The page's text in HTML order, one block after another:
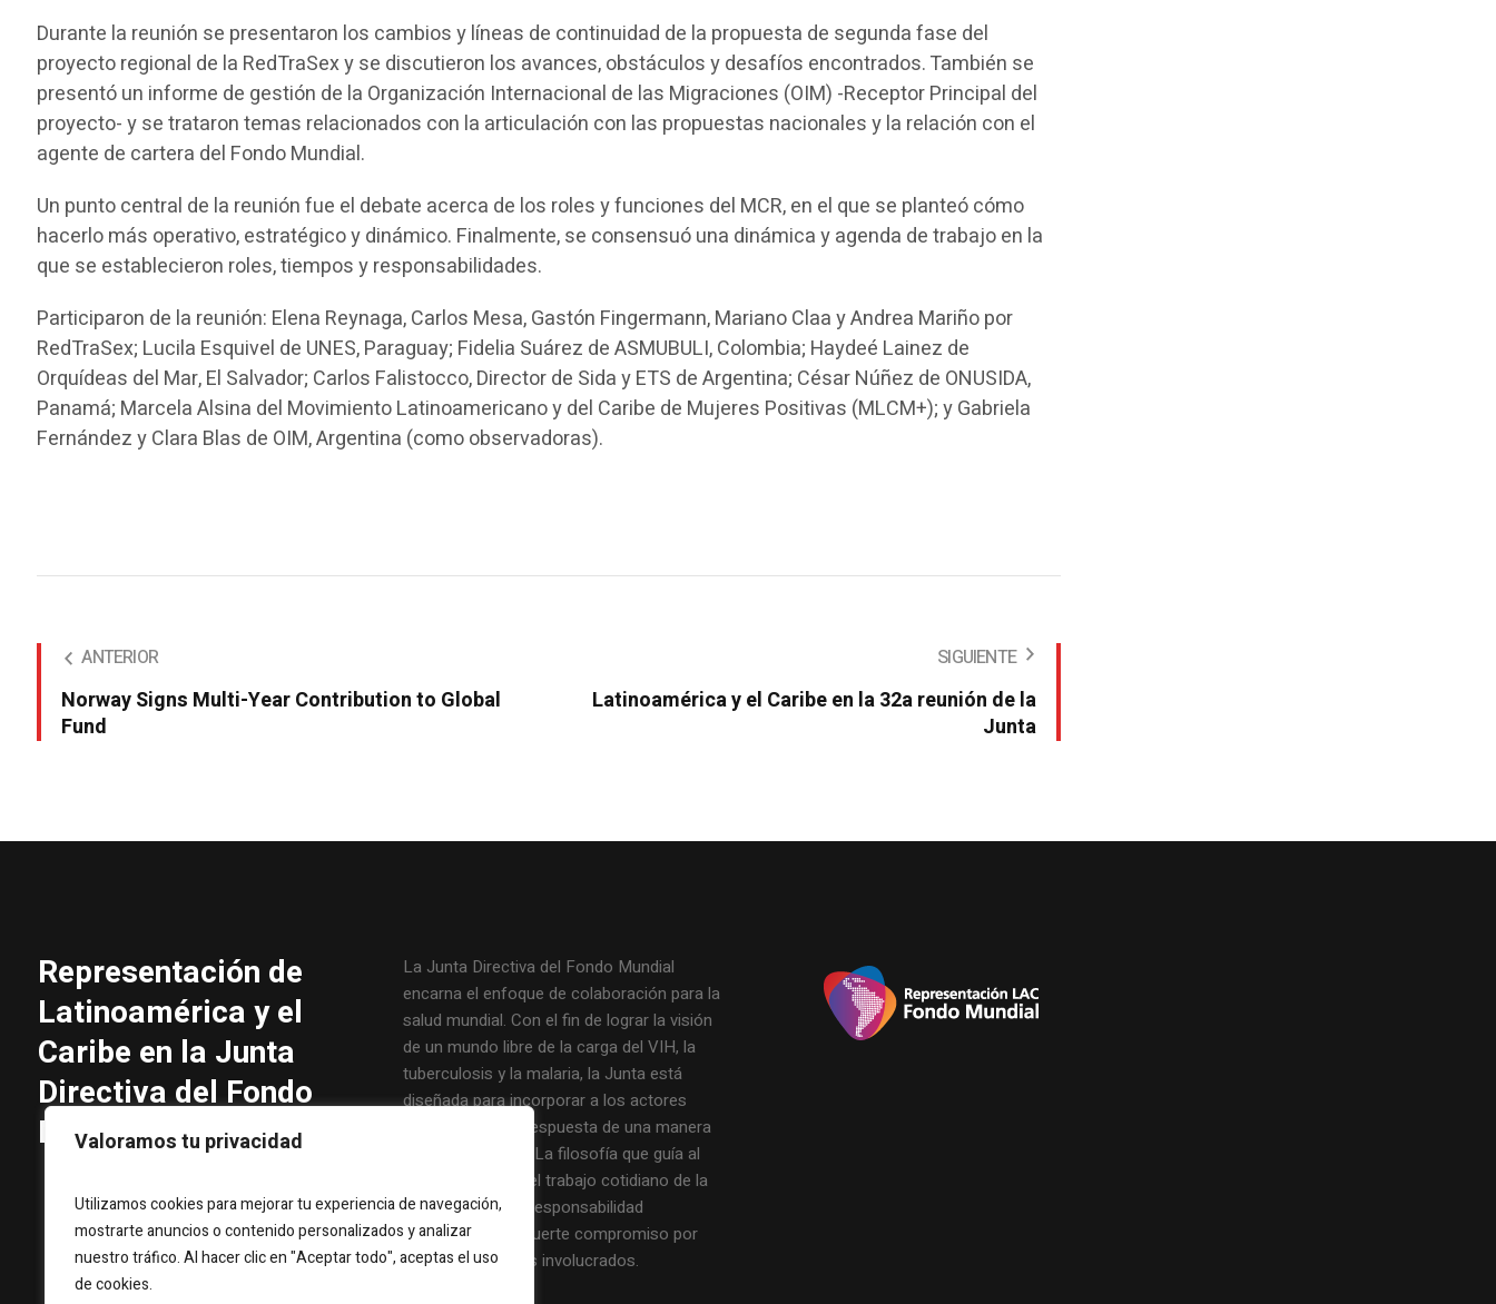
Valoramos tu privacidad
Utilizamos cookies para mejorar tu experiencia de navegación,
mostrarte anuncios o contenido personalizados y analizar
nuestro tráfico. Al hacer clic en "Aceptar todo", aceptas el uso
de cookies.
Durante la reunión se presentaron los cambios y líneas de continuidad de la propuesta de segunda fase del
proyecto regional de la RedTraSex y se discutieron los avances, obstáculos y desafíos encontrados. También se
presentó un informe de gestión de la Organización Internacional de las Migraciones (OIM) -Receptor Principal del
proyecto- y se trataron temas relacionados con la articulación con las propuestas nacionales y la relación con el
agente de cartera del Fondo Mundial.
Un punto central de la reunión fue el debate acerca de los roles y funciones del MCR, en el que se planteó cómo
hacerlo más operativo, estratégico y dinámico. Finalmente, se consensuó una dinámica y agenda de trabajo en la
que se establecieron roles, tiempos y responsabilidades.
Participaron de la reunión: Elena Reynaga, Carlos Mesa, Gastón Fingermann, Mariano Claa y Andrea Mariño por
RedTraSex; Lucila Esquivel de UNES, Paraguay; Fidelia Suárez de ASMUBULI, Colombia; Haydeé Lainez de
Orquídeas del Mar, El Salvador; Carlos Falistocco, Director de Sida y ETS de Argentina; César Núñez de ONUSIDA,
Panamá; Marcela Alsina del Movimiento Latinoamericano y del Caribe de Mujeres Positivas (MLCM+); y Gabriela
Fernández y Clara Blas de OIM, Argentina (como observadoras).
ANTERIOR
Norway Signs Multi-Year Contribution to Global
Fund
SIGUIENTE
Latinoamérica y el Caribe en la 32a reunión de la
Junta
Representación de
Latinoamérica y el
Caribe en la Junta
Directiva del Fondo
Mundial
La Junta Directiva del Fondo Mundial
encarna el enfoque de colaboración para la
salud mundial. Con el fin de lograr la visión
de un mundo libre de la carga del VIH, la
tuberculosis y la malaria, la Junta está
diseñada para incorporar a los actores
principales de la respuesta de una manera
inclusiva y eficaz. La filosofía que guía al
Fondo Mundial y el trabajo cotidiano de la
Junta abarcan la responsabilidad
compartida y un fuerte compromiso por
parte de todos los involucrados.